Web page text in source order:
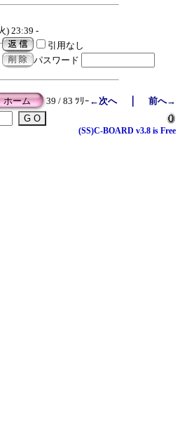
) 23:39 -
引用なし
パスワード
ホーム 39 / 83 ﾂﾘｰ ←次へ｜ 前へ→
(SS)C-BOARD v3.8 is Free